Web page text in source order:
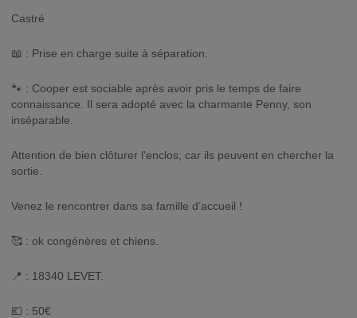
Castré
📖 : Prise en charge suite à séparation.
🐾 : Cooper est sociable après avoir pris le temps de faire
connaissance. Il sera adopté avec la charmante Penny, son
inséparable.
Attention de bien clôturer l'enclos, car ils peuvent en chercher la
sortie.
Venez le rencontrer dans sa famille d’accueil !
🥰 : ok congénères et chiens.
📍 : 18340 LEVET.
💶 : 50€